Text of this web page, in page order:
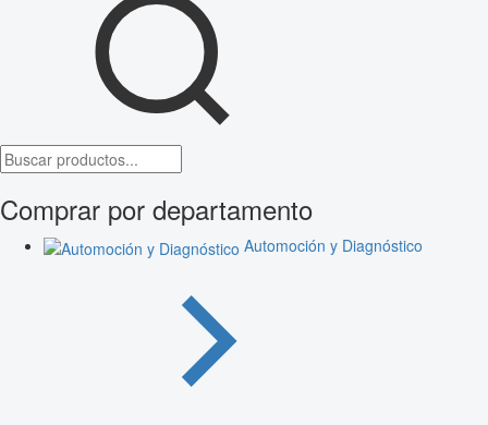
Comprar por departamento
Automoción y Diagnóstico